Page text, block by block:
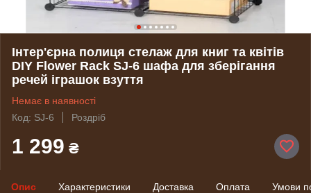
Інтер'єрна полиця стелаж для книг та квітів
DIY Flower Rack SJ-6 шафа для зберігання
речей іграшок взуття
Немає в наявності
Код: SJ-6
Роздріб
1 299 ₴
Опис Характеристики Доставка Оплата Умови